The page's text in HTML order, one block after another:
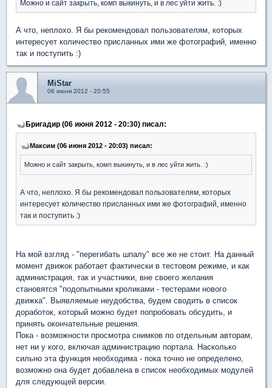
Можно и сайт закрыть, комп выкинуть, и в лес уйти жить. :)
А что, неплохо. Я бы рекомендовал пользователям, которых
интересует количество присланных ими же фотографий, именно
так и поступить :)
MiStar
06 июня 2012 - 20:55
Бригадир (06 июня 2012 - 20:30) писал:
Максим (06 июня 2012 - 20:03) писал:
Можно и сайт закрыть, комп выкинуть, и в лес уйти жить. :)
А что, неплохо. Я бы рекомендовал пользователям, которых
интересует количество присланных ими же фотографий, именно
так и поступить :)
На мой взгляд - "перегибать шпалу" все же не стоит. На данный
момент движок работает фактически в тестовом режиме, и как
администрация, так и участники, вне своего желания
становятся "подопытными кроликами - тестерами нового
движка". Выявляемые неудобства, будем сводить в список
доработок, который можно будет попробовать обсудить, и
принять окончательные решения.
Пока - возможности просмотра снимков по отдельным авторам,
нет ни у кого, включая администрацию портала. Насколько
сильно эта функция необходима - пока точно не определено,
возможно она будет добавлена в список необходимых модулей
для следующей версии.